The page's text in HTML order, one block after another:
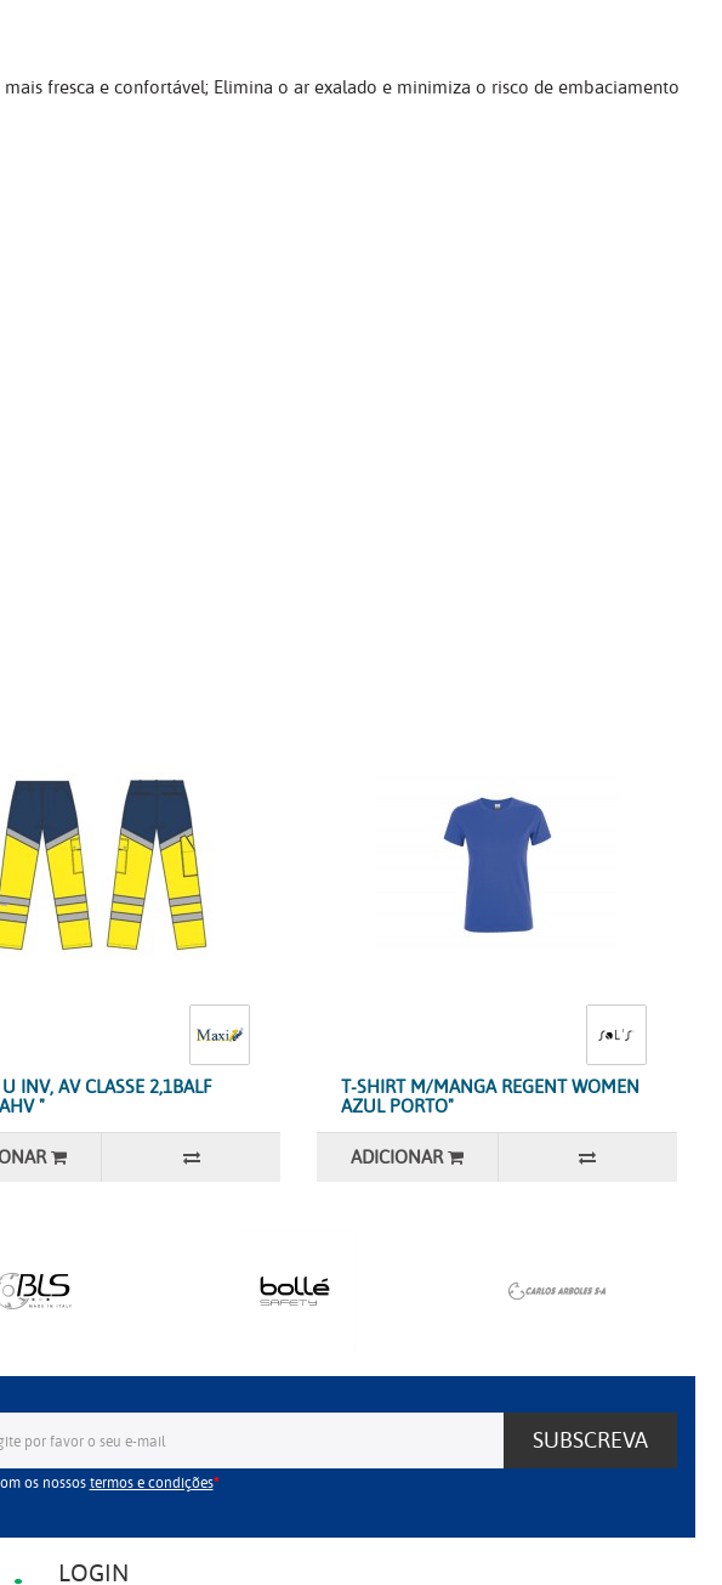
fresca e confortável; Elimina o ar exalado e minimiza o risco de embaciamento
INV, AV CLASSE 2,1BALF
"
T-SHIRT M/MANGA REGENT WOMEN
AZUL PORTO"
ADICIONAR
SUBSCREVA
os nossostermos e condições
LOGIN